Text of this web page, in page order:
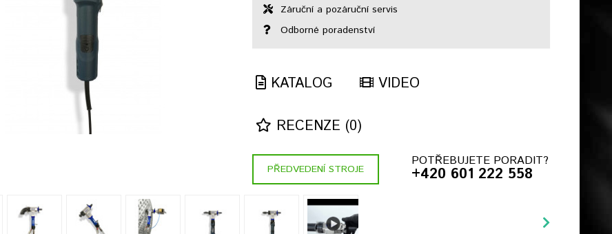
Záruční a pozáruční servis
Odborné poradenství
KATALOG VIDEO
RECENZE (0)
PŘEDVEDENÍ STROJE
POTŘEBUJETE PORADIT?
+420 601 222 558